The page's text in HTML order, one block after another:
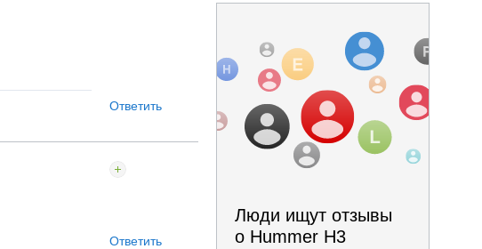
Ответить
Ответить
Люди ищут отзывы
о Hummer H3